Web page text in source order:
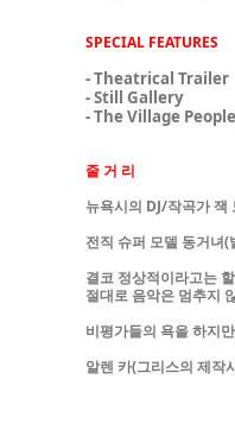
SPECIAL FEATURES
- Theatrical Trailer
- Still Gallery
- The Village
줄 거 리
뉴욕시의 DJ/작곡가 잭
전직 슈퍼 모델 동거녀
결코 정상적이라고는
절대로 음악은 멈추지
비평가들의 욕을 하지
알렌 카(그리스의 제작